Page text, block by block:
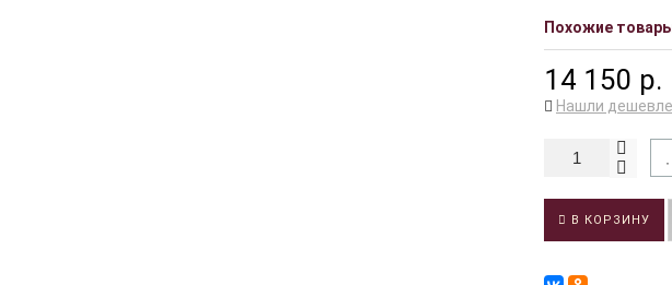
Похожие
14 150 р.
Нашли дешевле
В КОРЗИНУ